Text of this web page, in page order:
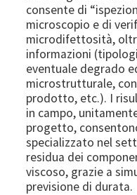
consente di
microscopio e di
microdifettosità,
informazioni
eventuale degrado
microstrutturale,
prodotto, etc.). I
in campo,
progetto,
specializzato nel
residua dei
viscoso, grazie a
previsione di durata.